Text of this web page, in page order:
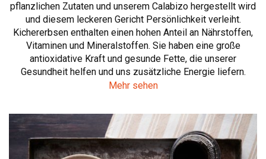
pflanzlichen Zutaten und unserem Calabizo hergestellt wird
und diesem leckeren Gericht Persönlichkeit verleiht.
Kichererbsen enthalten einen hohen Anteil an Nährstoffen,
Vitaminen und Mineralstoffen. Sie haben eine große
antioxidative Kraft und gesunde Fette, die unserer
Gesundheit helfen und uns zusätzliche Energie liefern.
Mehr sehen